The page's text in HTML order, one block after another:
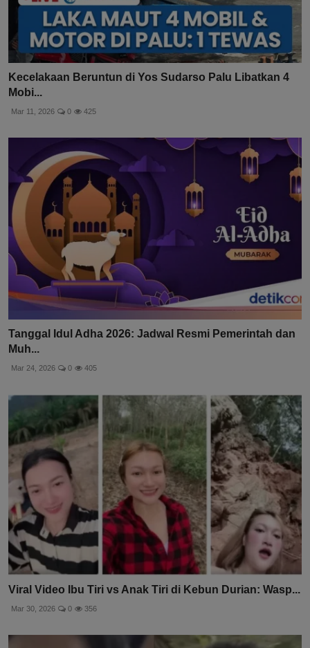
Kecelakaan Beruntun di Yos Sudarso Palu Libatkan 4
Mobi...
Mar 11, 2026 0 425
Tanggal Idul Adha 2026: Jadwal Resmi Pemerintah dan
Muh...
Mar 24, 2026 0 405
Viral Video Ibu Tiri vs Anak Tiri di Kebun Durian: Wasp...
Mar 30, 2026 0 356